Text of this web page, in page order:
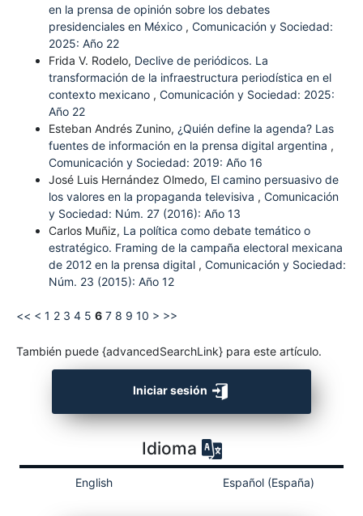
en la prensa de opinión sobre los debates
presidenciales en México , Comunicación y Sociedad:
2025: Año 22
Frida V. Rodelo, Declive de periódicos. La
transformación de la infraestructura periodística en el
contexto mexicano , Comunicación y Sociedad: 2025:
Año 22
Esteban Andrés Zunino, ¿Quién define la agenda? Las
fuentes de información en la prensa digital argentina ,
Comunicación y Sociedad: 2019: Año 16
José Luis Hernández Olmedo, El camino persuasivo de
los valores en la propaganda televisiva , Comunicación
y Sociedad: Núm. 27 (2016): Año 13
Carlos Muñiz, La política como debate temático o
estratégico. Framing de la campaña electoral mexicana
de 2012 en la prensa digital , Comunicación y Sociedad:
Núm. 23 (2015): Año 12
<< < 1 2 3 4 5 6 7 8 9 10 > >>
También puede {advancedSearchLink} para este artículo.
Iniciar sesión
Idioma
English Español (España)